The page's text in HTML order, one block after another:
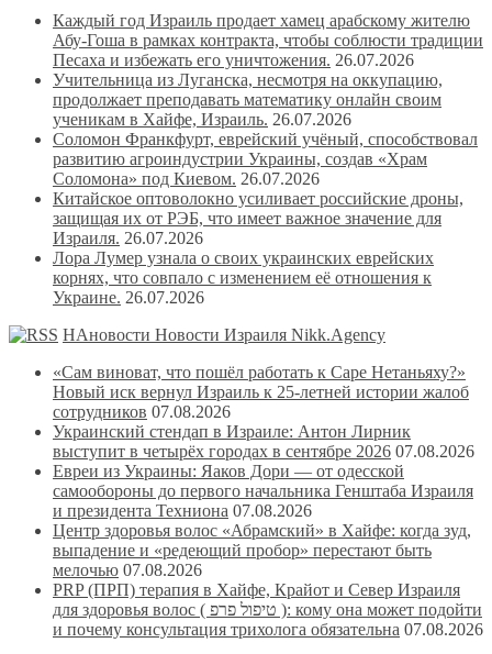
Каждый год Израиль продает хамец арабскому жителю
Абу-Гоша в рамках контракта, чтобы соблюсти традиции
Песаха и избежать его уничтожения. 26.07.2026
Учительница из Луганска, несмотря на оккупацию,
продолжает преподавать математику онлайн своим
ученикам в Хайфе, Израиль. 26.07.2026
Соломон Франкфурт, еврейский учёный, способствовал
развитию агроиндустрии Украины, создав «Храм
Соломона» под Киевом. 26.07.2026
Китайское оптоволокно усиливает российские дроны,
защищая их от РЭБ, что имеет важное значение для
Израиля. 26.07.2026
Лора Лумер узнала о своих украинских еврейских
корнях, что совпало с изменением её отношения к
Украине. 26.07.2026
НАновости Новости Израиля Nikk.Agency
«Сам виноват, что пошёл работать к Саре Нетаньяху?»
Новый иск вернул Израиль к 25-летней истории жалоб
сотрудников 07.08.2026
Украинский стендап в Израиле: Антон Лирник
выступит в четырёх городах в сентябре 2026 07.08.2026
Евреи из Украины: Яаков Дори — от одесской
самообороны до первого начальника Генштаба Израиля
и президента Техниона 07.08.2026
Центр здоровья волос «Абрaмский» в Хайфе: когда зуд,
выпадение и «редеющий пробор» перестают быть
мелочью 07.08.2026
PRP (ПРП) терапия в Хайфе, Крайот и Север Израиля
для здоровья волос ( טיפול פרפ ): кому она может подойти
и почему консультация трихолога обязательна 07.08.2026